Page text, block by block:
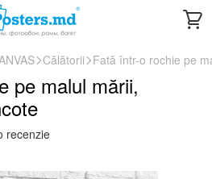
Călătorii Fată într-o rochie pe
pe malul mării,
recenzie